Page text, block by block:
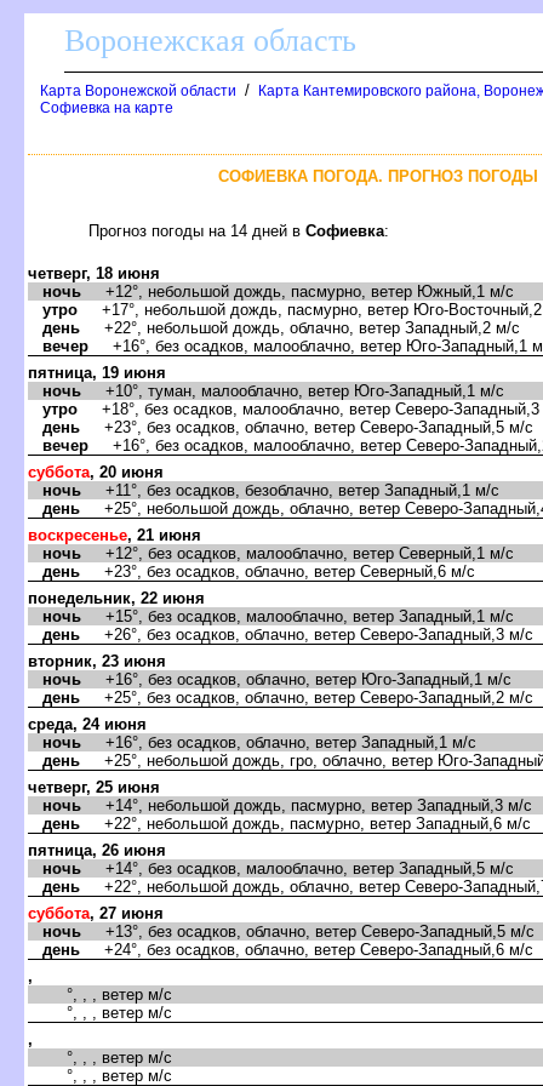
оронежская область
Карта Воронежской области /
Карта Кантемировского района,
Софиевка на карте
СОФИЕВКА ПОГОДА. ПРОГНОЗ
Прогноз погоды на 14 дней Софиевка:
четверг, 18 июня
ночь +12°, небольшой дождь, пасмурно, ветер Южный,1 м/с
утро +17°, небольшой дождь, пасмурно, ветер Юго-
день +22°, небольшой дождь, облачно, ветер Западный,2 м/с
ечер +16°, без осадков, малооблачно, ветер Юго-Западный,1
пятница, 19 июня
ночь +10°, туман, малооблачно, ветер Юго-Западный,1 м/с
утро +18°, без осадков, малооблачно, ветер Северо-
день +23°, без осадков, облачно, ветер Северо-Западный,5 м/с
ечер +16°, без осадков, малооблачно, ветер Северо-
суббота, 20 июня
ночь +11°, без осадков, безоблачно, ветер Западный,1 м/с
день +25°, небольшой дождь, облачно, ветер Северо-
оскресенье, 21 июня
ночь +12°, без осадков, малооблачно, ветер Северный,1 м/с
день +23°, без осадков, облачно, ветер Северный,6 м/с
понедельник, 22 июня
ночь +15°, без осадков, малооблачно, ветер Западный,1 м/с
день +26°, без осадков, облачно, ветер Северо-Западный,3 м/с
торник, 23 июня
ночь +16°, без осадков, облачно, ветер Юго-Западный,1 м/с
день +25°, без осадков, облачно, ветер Северо-Западный,2 м/с
среда, 24 июня
ночь +16°, без осадков, облачно, ветер Западный,1 м/с
день +25°, небольшой дождь, гро, облачно, ветер Юго-
четверг, 25 июня
ночь +14°, небольшой дождь, пасмурно, ветер Западный,3 м/с
день +22°, небольшой дождь, пасмурно, ветер Западный,6 м/с
пятница, 26 июня
ночь +14°, без осадков, малооблачно, ветер Западный,5 м/с
день +22°, небольшой дождь, облачно, ветер Северо-
суббота, 27 июня
ночь +13°, без осадков, облачно, ветер Северо-Западный,5 м/с
день +24°, без осадков, облачно, ветер Северо-Западный,6 м/с
,
°, , , ветер м/с
°, , , ветер м/с
,
°, , , ветер м/с
°, , , ветер м/с